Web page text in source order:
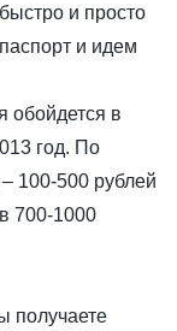
и просто
и идем
в
год. По
100-500 рублей
700-1000
получаете